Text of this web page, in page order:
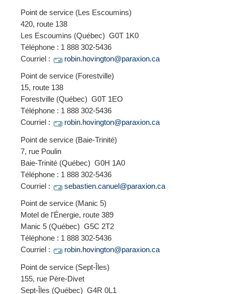
Point de service (Les Escoumins)
420, route 138
Les Escoumins (Québec) G0T 1K0
Téléphone : 1 888 302-5436
Courriel :
robin.hovington@paraxion.ca
Point de service (Forestville)
15, route 138
Forestville (Québec) G0T 1EO
Téléphone : 1 888 302-5436
Courriel :
robin.hovington@paraxion.ca
Point de service (Baie-Trinité)
7, rue Poulin
Baie-Trinité (Québec) G0H 1A0
Téléphone : 1 888 302-5436
Courriel :
sebastien.canuel@paraxion.ca
Point de service (Manic 5)
Motel de l'Énergie, route 389
Manic 5 (Québec) G5C 2T2
Téléphone : 1 888 302-5436
Courriel :
robin.hovington@paraxion.ca
Point de service (Sept-Îles)
155, rue Père-Divet
Sept-Îles (Québec) G4R 0L1